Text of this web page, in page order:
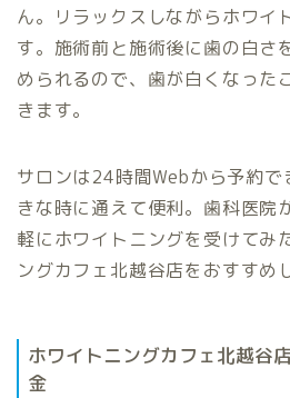
ん。リラックスしながらホワイ
す。施術前と施術後に歯の白さ
められるので、歯が白くなった
きます。
サロンは24時間Webから予約
きな時に通えて便利。歯科医院
軽にホワイトニングを受けてみ
ングカフェ北越谷店をおすすめ
ホワイトニングカフェ北越谷
金